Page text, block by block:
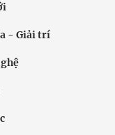
- Giải trí